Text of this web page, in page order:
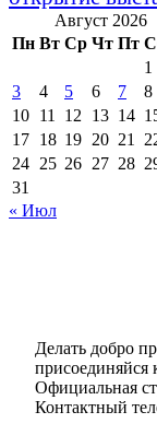
Август 2026
Пн Вт Ср Чт Пт
1
3
4 5 6 7 8
10 11 12 13 14
17 18 19 20 21
24 25 26 27 28
31
« Июл
Делать добро
присоединяйся
Официальная
Контактный